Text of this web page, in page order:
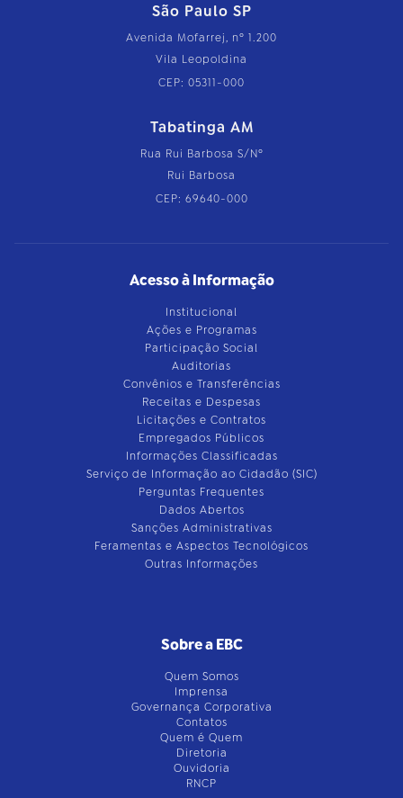
São Paulo SP
Avenida Mofarrej, nº 1.200
Vila Leopoldina
CEP: 05311-000
Tabatinga AM
Rua Rui Barbosa S/Nº
Rui Barbosa
CEP: 69640-000
Acesso à Informação
Institucional
Ações e Programas
Participação Social
Auditorias
Convênios e Transferências
Receitas e Despesas
Licitações e Contratos
Empregados Públicos
Informações Classificadas
Serviço de Informação ao Cidadão (SIC)
Perguntas Frequentes
Dados Abertos
Sanções Administrativas
Feramentas e Aspectos Tecnológicos
Outras Informações
Sobre a EBC
Quem Somos
Imprensa
Governança Corporativa
Contatos
Quem é Quem
Diretoria
Ouvidoria
RNCP